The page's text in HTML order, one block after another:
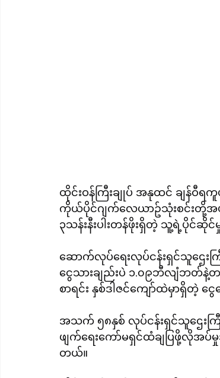
ထိုင်းဝန်ကြီးချုပ် အနုထင် ချန်ဝီ
ကိုယ်ပိုင်ဂျက်လေယာဥ်သုံးစင်းတို့
၃သန်းနီးပါးတန်ဖိုးရှိတဲ့ သူ့ရဲ့ပိုင်ဆို
ဆောက်လုပ်ရေးလုပ်ငန်းရှင်သူဌေး
ငွေသားချည်းပဲ ၁.၀၉ဘီလျံဘတ်နဲ့တန်ဖိုးညီမျှတဲ့ အမေရိ
စာရင်း နှစ်ဒါဇင်ကျော်ထဲမှာရှိတဲ့
အသက် ၅၈နှစ် လုပ်ငန်းရှင်သူဌေး
ဖျက်ရေးကော်မရှင်ထံချပြဖို့လိုအပ်
တယ်။